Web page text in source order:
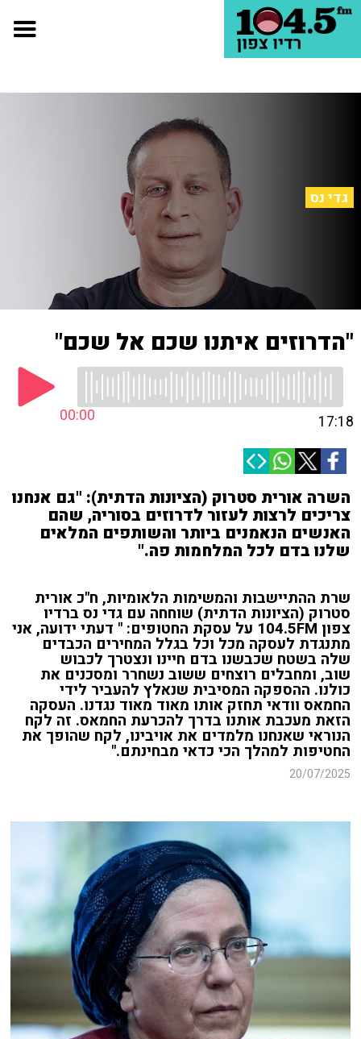
גדי נס
"הדרוזים איתנו שכם אל שכם"
00:00 17:18
השרה אורית סטרוק (הציונות הדתית): "גם אנחנו
צריכים לרצות לעזור לדרוזים בסוריה, שהם
האנשים הנאמנים ביותר והשותפים המלאים
שלנו בדם לכל המלחמות פה."
שרת ההתיישבות והמשימות הלאומיות, ח"כ אורית
סטרוק (הציונות הדתית) שוחחה עם גדי נס ברדיו
צפון 104.5FM על עסקת החטופים: " דעתי ידועה, אני
מתנגדת לעסקה מכל וכל בגלל המחירים הכבדים
שלה בשטח שכבשנו בדם חיינו ונצטרך לכבוש
שוב, ומחבלים רוצחים ששוב נשחרר ומסכנים את
כולנו. ההספקה המסיבית שנאלץ להעביר לידי
החמאס וודאי תחזק אותו מאוד מאוד נגדנו. העסקה
הזאת מעכבת אותנו בדרך להכרעת החמאס. זה לקח
הנוראי שאנחנו מלמדים את אויבינו, לקח שהופך את
החטיפות למהלך הכי כדאי מבחינתם."
20/07/2025